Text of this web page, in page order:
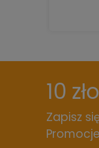
10
Zapisz